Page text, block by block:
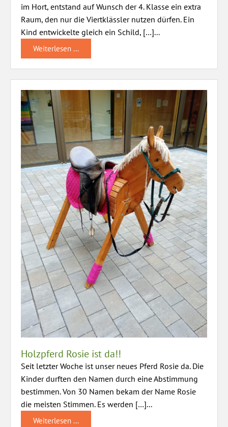
im Hort, entstand auf Wunsch der 4. Klasse ein extra
Raum, den nur die Viertklässler nutzen dürfen. Ein
Kind entwickelte gleich ein Schild, […]...
Weiterlesen ...
Holzpferd Rosie ist da!!
Seit letzter Woche ist unser neues Pferd Rosie da. Die
Kinder durften den Namen durch eine Abstimmung
bestimmen. Von 30 Namen bekam der Name Rosie
die meisten Stimmen. Es werden […]...
Weiterlesen ...